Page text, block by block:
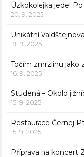
Úzkokolejka jede!
20. 9. 2025
Unikátní
19. 9. 2025
Točím zmrzlinu jako
16. 9. 2025
Studená – Okolo
15. 9. 2025
Restaurace Černej
15. 9. 2025
Příprava na koncert